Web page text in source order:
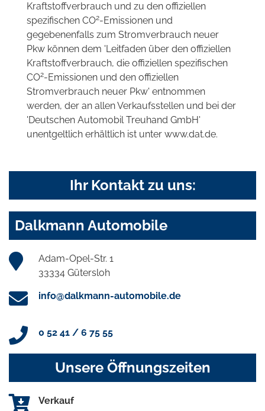
Kraftstoffverbrauch und zu den offiziellen
spezifischen CO2-Emissionen und
gegebenenfalls zum Stromverbrauch neuer
Pkw können dem 'Leitfaden über den offiziellen
Kraftstoffverbrauch, die offiziellen spezifischen
CO2-Emissionen und den offiziellen
Stromverbrauch neuer Pkw' entnommen
werden, der an allen Verkaufsstellen und bei der
'Deutschen Automobil Treuhand GmbH'
unentgeltlich erhältlich ist unter www.dat.de.
Ihr Kontakt zu uns:
Dalkmann Automobile
Adam-Opel-Str. 1
33334 Gütersloh
info@dalkmann-automobile.de
0 52 41 / 6 75 55
Unsere Öffnungszeiten
Verkauf